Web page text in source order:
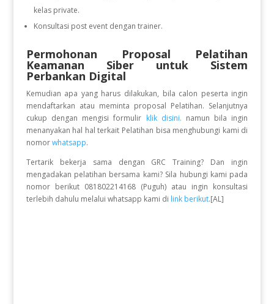
kelas private.
Konsultasi post event dengan trainer.
Permohonan Proposal Pelatihan
Keamanan Siber untuk Sistem
Perbankan Digital
Kemudian apa yang harus dilakukan, bila calon peserta ingin
mendaftarkan atau meminta proposal Pelatihan. Selanjutnya
cukup dengan mengisi formulir klik disini. namun bila ingin
menanyakan hal hal terkait Pelatihan bisa menghubungi kami di
nomor whatsapp.
Tertarik bekerja sama dengan GRC Training? Dan ingin
mengadakan pelatihan bersama kami? Sila hubungi kami pada
nomor berikut 081802214168 (Puguh) atau ingin konsultasi
terlebih dahulu melalui whatsapp kami di link berikut.[AL]